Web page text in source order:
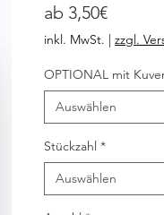
ab 3,50€Sale-
Preis
inkl. MwSt. | zzgl.
OPTIONAL mit
Auswählen
Stückzahl *
Auswählen